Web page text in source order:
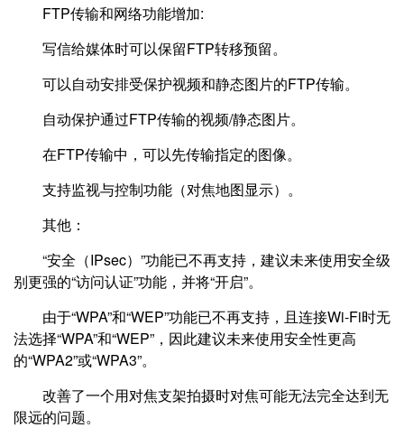
FTP传输和网络功能增加:
写信给媒体时可以保留FTP转移预留。
可以自动安排受保护视频和静态图片的FTP传输。
自动保护通过FTP传输的视频/静态图片。
在FTP传输中，可以先传输指定的图像。
支持监视与控制功能（对焦地图显示）。
其他：
“安全（IPsec）”功能已不再支持，建议未来使用安全级
别更强的“访问认证”功能，并将“开启”。
由于“WPA”和“WEP”功能已不再支持，且连接Wi-Fi时无
法选择“WPA”和“WEP”，因此建议未来使用安全性更高
的“WPA2”或“WPA3”。
改善了一个用对焦支架拍摄时对焦可能无法完全达到无
限远的问题。